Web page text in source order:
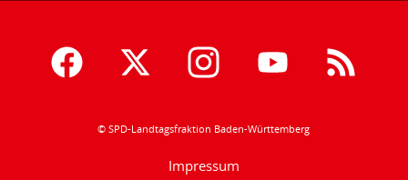
© SPD-Landtagsfraktion Baden-Württemberg
Impressum